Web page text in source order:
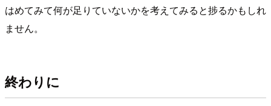
はめてみて何が足りていないかを考えてみると捗るかもしれ
ません。
終わりに